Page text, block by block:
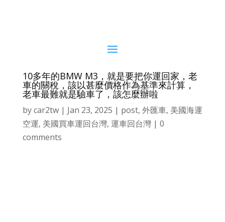
10多年的BMW M3，就是要把你運回家，老
車的關稅，該以甚麼價格作為基準來計算，
老車最難就是驗車了，該怎麼辦啦
bycar2tw| Jan 23, 2025 | post, 外匯車, 美國海運
空運, 美國買車運回台灣, 運車回台灣| 0
comments